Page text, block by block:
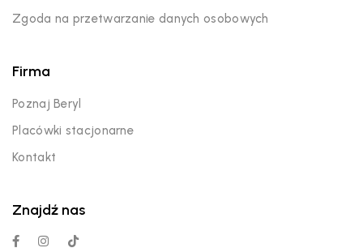
Zgoda na przetwarzanie danych osobowych
Firma
Poznaj Beryl
Placówki stacjonarne
Kontakt
Znajdź nas